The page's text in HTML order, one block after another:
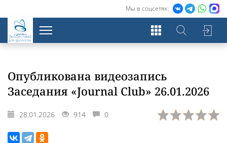
Мы в соцсетях:
Экосистема
для урологов
Опубликована видеозапись
Заседания «Journal Club» 26.01.2026
28.01.2026 914 0